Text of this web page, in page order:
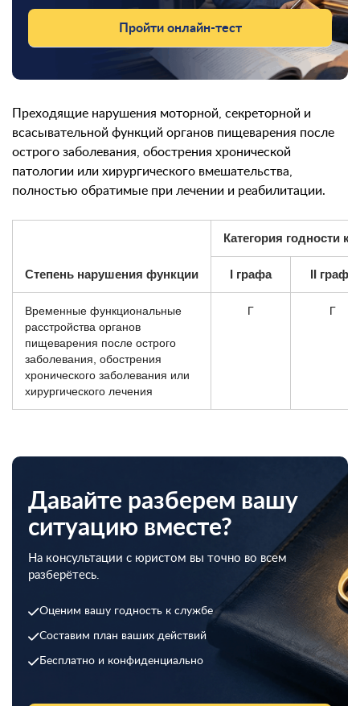
Пройти онлайн-тест
Преходящие нарушения моторной, секреторной и
всасывательной функций органов пищеварения после
острого заболевания, обострения хронической
патологии или хирургического вмешательства,
полностью обратимые при лечении и реабилитации.
Степень нарушения функции
Категория годности к
I графа II графа
Временные функциональные
расстройства органов
пищеварения после острого
заболевания, обострения
хронического заболевания или
хирургического лечения
Г Г
Давайте разберем вашу
ситуацию вместе?
На консультации с юристом вы точно во всем
разберётесь.
Оценим вашу годность к службе
Составим план ваших действий
Бесплатно и конфиденциально